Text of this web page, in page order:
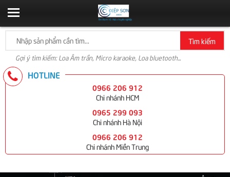
Tìm kiếm
Gợi ý tìm kiếm: Loa Âm trần, Micro karaoke, Loa bluetooth...
HOTLINE
0966 206 912
Chi nhánh HCM
0965 299 093
Chi nhánh Hà Nội
0966 206 912
Chi nhánh Miền Trung